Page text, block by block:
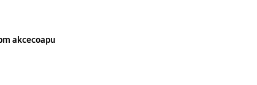
аксесоари